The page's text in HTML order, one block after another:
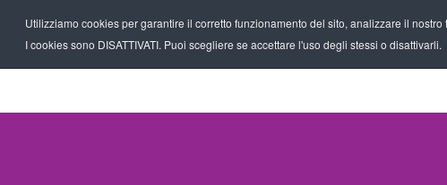
Utilizziamo cookies per garantire il corretto funzionamento del sito, analizzare il
I cookies sono DISATTIVATI. Puoi scegliere se accettare l'uso degli stessi o disattivarli.